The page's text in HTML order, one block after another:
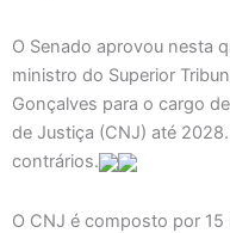
O Senado aprovou nesta
ministro do Superior
Gonçalves para o cargo
de Justiça (CNJ) até
contrários.
O CNJ é composto por